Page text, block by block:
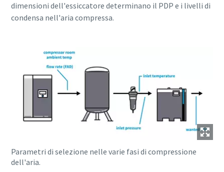
dimensioni dell'essiccatore determinano il PDP e i livelli di
condensa nell'aria compressa.
Parametri di selezione nelle varie fasi di compressione
dell'aria.